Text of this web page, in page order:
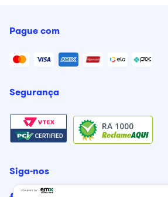
Pague com
Segurança
RA 1000
Siga-nos